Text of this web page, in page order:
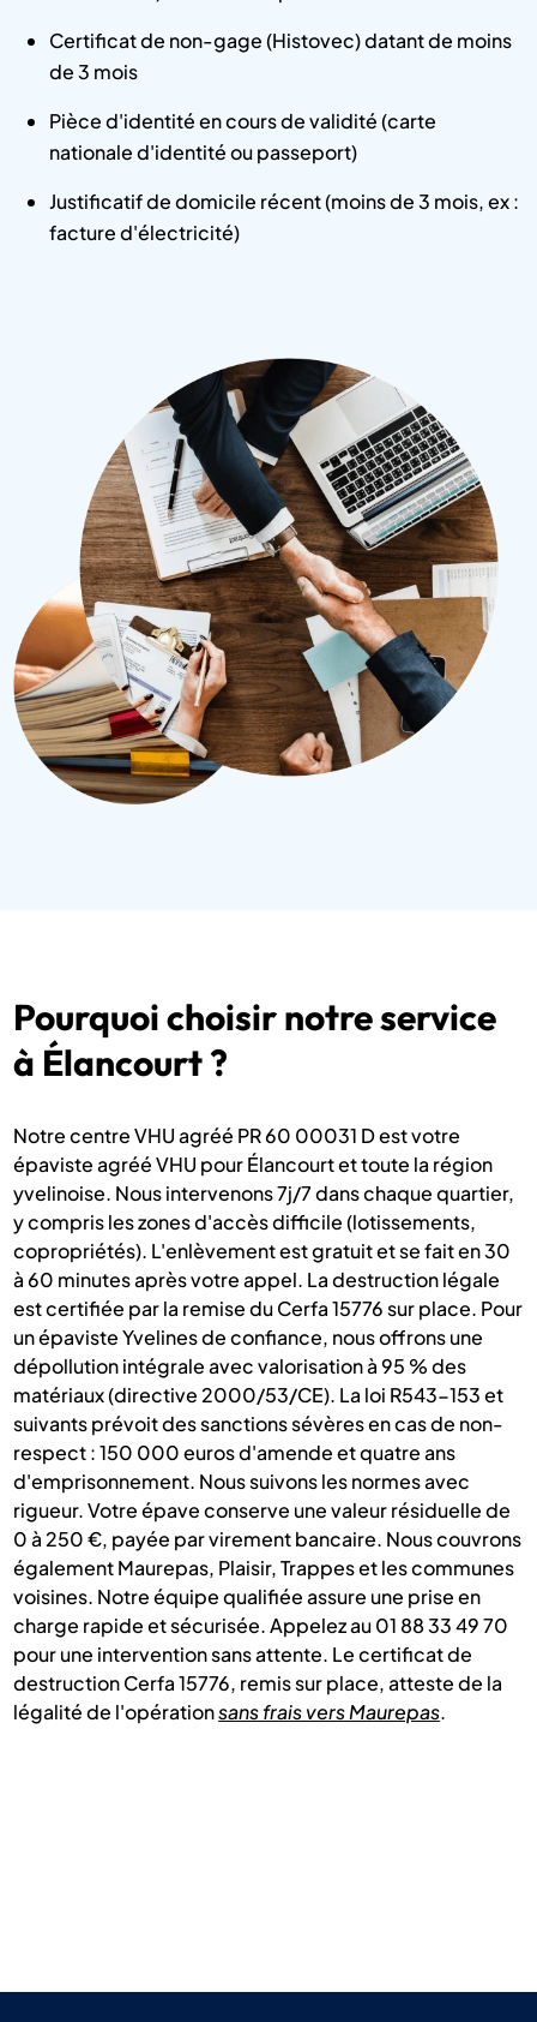
Certificat de non-gage (Histovec) datant de moins
de 3 mois
Pièce d'identité en cours de validité (carte
nationale d'identité ou passeport)
Justificatif de domicile récent (moins de 3 mois, ex :
facture d'électricité)
Pourquoi choisir notre service
à Élancourt ?
Notre centre VHU agréé PR 60 00031 D est votre
épaviste agréé VHU pour Élancourt et toute la région
yvelinoise. Nous intervenons 7j/7 dans chaque quartier,
y compris les zones d'accès difficile (lotissements,
copropriétés). L'enlèvement est gratuit et se fait en 30
à 60 minutes après votre appel. La destruction légale
est certifiée par la remise du Cerfa 15776 sur place. Pour
un épaviste Yvelines de confiance, nous offrons une
dépollution intégrale avec valorisation à 95 % des
matériaux (directive 2000/53/CE). La loi R543-153 et
suivants prévoit des sanctions sévères en cas de non-
respect : 150 000 euros d'amende et quatre ans
d'emprisonnement. Nous suivons les normes avec
rigueur. Votre épave conserve une valeur résiduelle de
0 à 250 €, payée par virement bancaire. Nous couvrons
également Maurepas, Plaisir, Trappes et les communes
voisines. Notre équipe qualifiée assure une prise en
charge rapide et sécurisée. Appelez au 01 88 33 49 70
pour une intervention sans attente. Le certificat de
destruction Cerfa 15776, remis sur place, atteste de la
légalité de l'opérationsans frais vers Maurepas.